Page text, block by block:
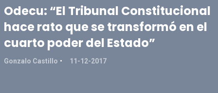
Odecu: “El Tribunal Constitucional
hace rato que se transformó en el
cuarto poder del Estado”
Gonzalo Castillo 11-12-2017